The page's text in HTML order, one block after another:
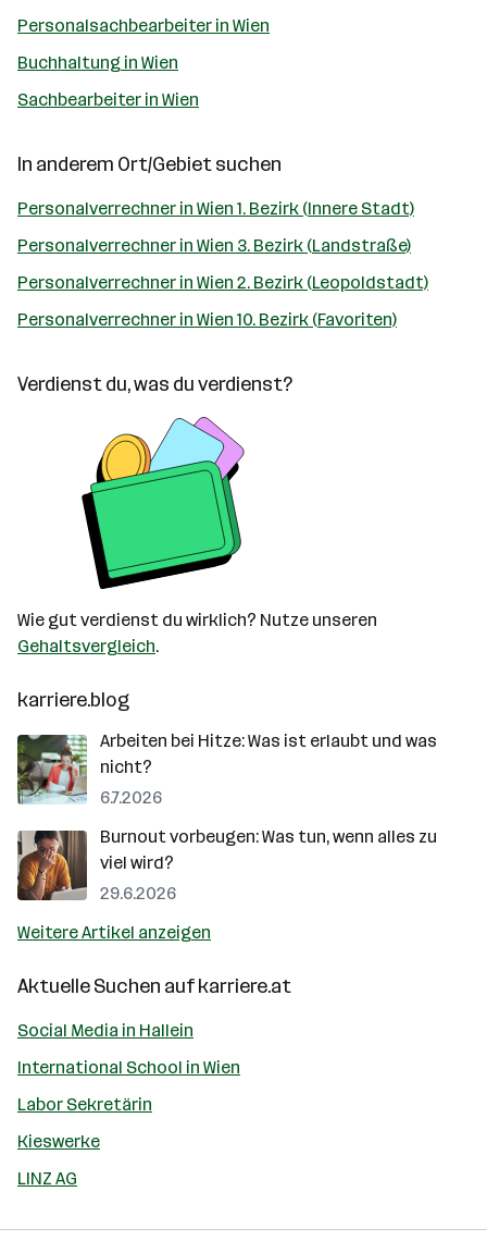
Personalsachbearbeiter in Wien
Buchhaltung in Wien
Sachbearbeiter in Wien
In anderem Ort/Gebiet suchen
Personalverrechner in Wien 1. Bezirk (Innere Stadt)
Personalverrechner in Wien 3. Bezirk (Landstraße)
Personalverrechner in Wien 2. Bezirk (Leopoldstadt)
Personalverrechner in Wien 10. Bezirk (Favoriten)
Verdienst du, was du verdienst?
Wie gut verdienst du wirklich? Nutze unseren
Gehaltsvergleich.
karriere.blog
Arbeiten bei Hitze: Was ist erlaubt und was
nicht?
6.7.2026
Burnout vorbeugen: Was tun, wenn alles zu
viel wird?
29.6.2026
Weitere Artikel anzeigen
Aktuelle Suchen aufkarriere.at
Social Media in Hallein
International School in Wien
Labor Sekretärin
Kieswerke
LINZ AG